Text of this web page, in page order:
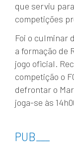
que serviu
competições
Foi o culminar
a formação de
jogo oficial.
competição o
defrontar o
joga-se às
PUB